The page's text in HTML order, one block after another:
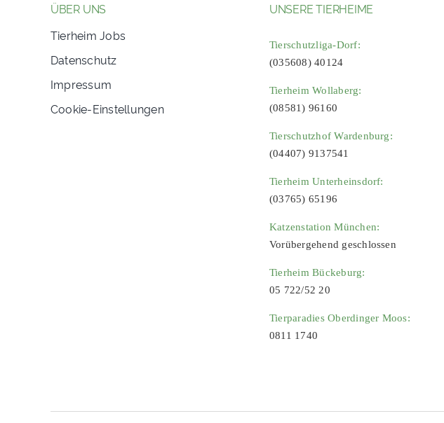
ÜBER UNS
Tierheim Jobs
Datenschutz
Impressum
Cookie-Einstellungen
UNSERE TIERHEIME
Tierschutzliga-Dorf:
(035608) 40124
Tierheim Wollaberg:
(08581) 96160
Tierschutzhof Wardenburg:
(04407) 9137541
Tierheim Unterheinsdorf:
(03765) 65196
Katzenstation München:
Vorübergehend geschlossen
Tierheim Bückeburg:
05 722/52 20
Tierparadies Oberdinger Moos:
0811 1740